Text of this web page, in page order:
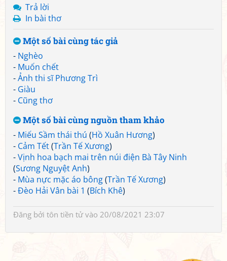
Trả lời
In bài thơ
Một số bài cùng tác giả
- Nghèo
- Muốn chết
-Ảnh thi sĩ Phương Trì
- Giàu
- Cũng thơ
Một số bài cùng nguồn tham khảo
- Miếu Sầm thái thú (Hồ Xuân Hương)
- Cảm Tết(Trần Tế Xương)
-Vịnh hoa bạch mai trên núi điện Bà Tây Ninh
(Sương Nguyệt Anh)
- Mùa nực mặc áo bông(Trần Tế Xương)
-Đèo Hải Vân bài 1 (Bích Khê)
Đăng bởi tôn tiền tửvào 20/08/2021 23:07